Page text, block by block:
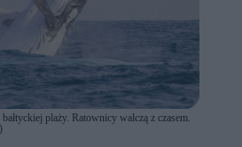
plaży. Ratownicy walczą z czasem.